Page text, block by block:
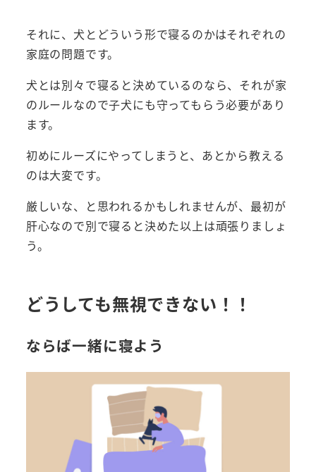
それに、犬とどういう形で寝るのかはそれぞれの
家庭の問題です。
犬とは別々で寝ると決めているのなら、それが家
のルールなので子犬にも守ってもらう必要があり
ます。
初めにルーズにやってしまうと、あとから教える
のは大変です。
厳しいな、と思われるかもしれませんが、最初が
肝心なので別で寝ると決めた以上は頑張りましょ
う。
どうしても無視できない！！
ならば一緒に寝よう